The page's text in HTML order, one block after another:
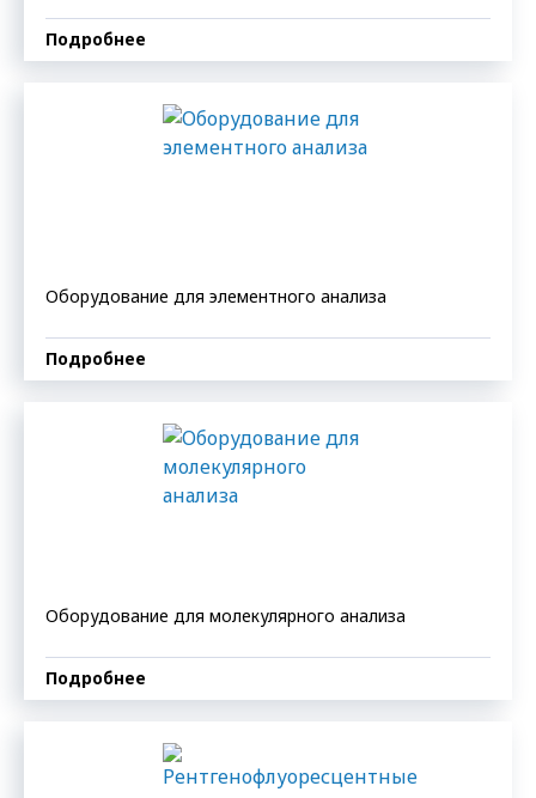
Подробнее
Оборудование для элементного анализа
Подробнее
Оборудование для молекулярного анализа
Подробнее